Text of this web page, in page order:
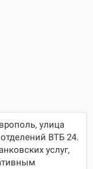
улица
ВТБ 24.
услуг,